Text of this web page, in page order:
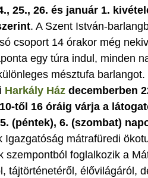
25., 26. és január 1.
. A Szent István-
csoport 14 órakor még
egy túra indul, minden
mésztufa barlangot.
Harkály Ház decemberben
től 16 óráig várja a
(péntek), 6. (szombat)
Igazgatóság mátrafüredi
szempontból foglalkozik a
tájtörténetéről, élővilágáról,